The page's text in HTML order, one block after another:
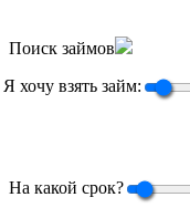
Поиск займов
Я хочу взять займ:
На какой срок?